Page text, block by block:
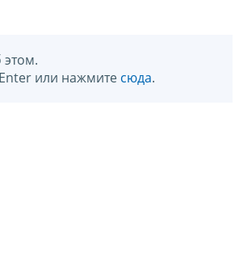
или нажмите сюда.